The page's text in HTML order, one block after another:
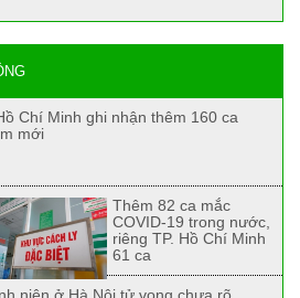
Chí Minh ghi nhận thêm 160 ca
mới
Thêm 82 ca mắc
COVID-19 trong nước,
riêng TP. Hồ Chí Minh
61 ca
niên ở Hà Nội tử vong chưa rõ